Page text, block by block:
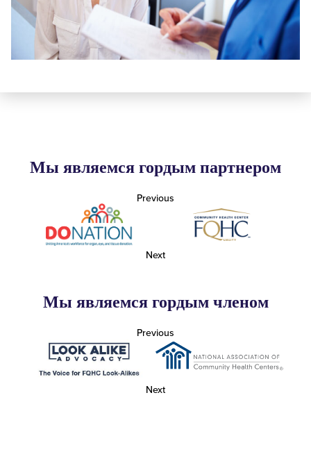
Мы являемся гордым партнером
Previous
Next
Мы являемся гордым членом
Previous
Next